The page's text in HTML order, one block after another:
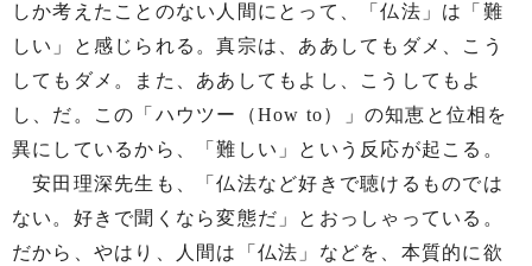
しか考えたことのない人間にとって、「仏法」は「難
しい」と感じられる。真宗は、ああしてもダメ、こう
してもダメ。また、ああしてもよし、こうしてもよ
し、だ。この「ハウツー（How to）」の知恵と位相を
異にしているから、「難しい」という反応が起こる。
安田理深先生も、「仏法など好きで聴けるものでは
ない。好きで聞くなら変態だ」とおっしゃっている。
だから、やはり、人間は「仏法」などを、本質的に欲